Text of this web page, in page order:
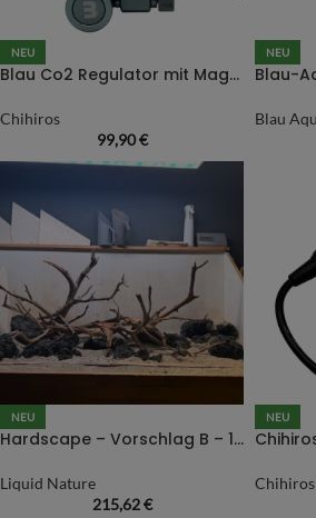
NEU
Blau Co2 Regulator mit Magnetventil
Chihiros
99,90€
NEU
Blau
NEU
Hardscape – Vorschlag B – 120P / Juwel Rio 240
Liquid Nature
215,62€
NEU
Chihiros